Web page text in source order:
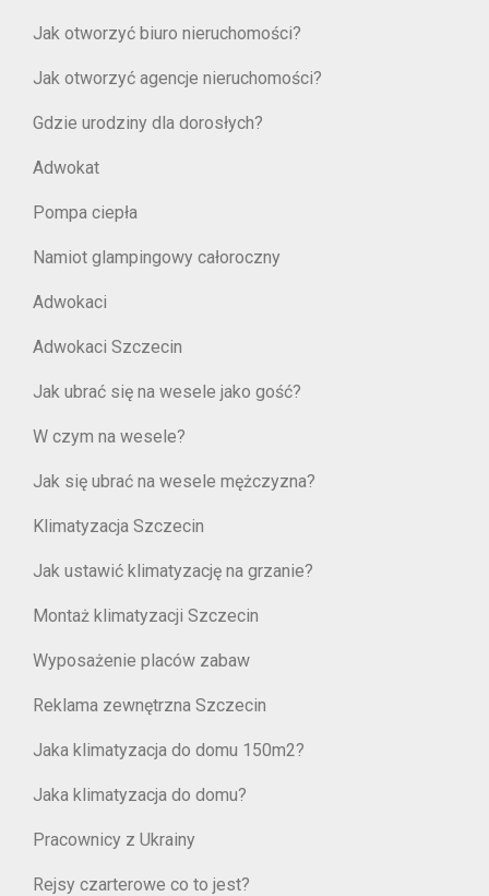
Jak otworzyć biuro nieruchomości?
Jak otworzyć agencje nieruchomości?
Gdzie urodziny dla dorosłych?
Adwokat
Pompa ciepła
Namiot glampingowy całoroczny
Adwokaci
Adwokaci Szczecin
Jak ubrać się na wesele jako gość?
W czym na wesele?
Jak się ubrać na wesele mężczyzna?
Klimatyzacja Szczecin
Jak ustawić klimatyzację na grzanie?
Montaż klimatyzacji Szczecin
Wyposażenie placów zabaw
Reklama zewnętrzna Szczecin
Jaka klimatyzacja do domu 150m2?
Jaka klimatyzacja do domu?
Pracownicy z Ukrainy
Rejsy czarterowe co to jest?